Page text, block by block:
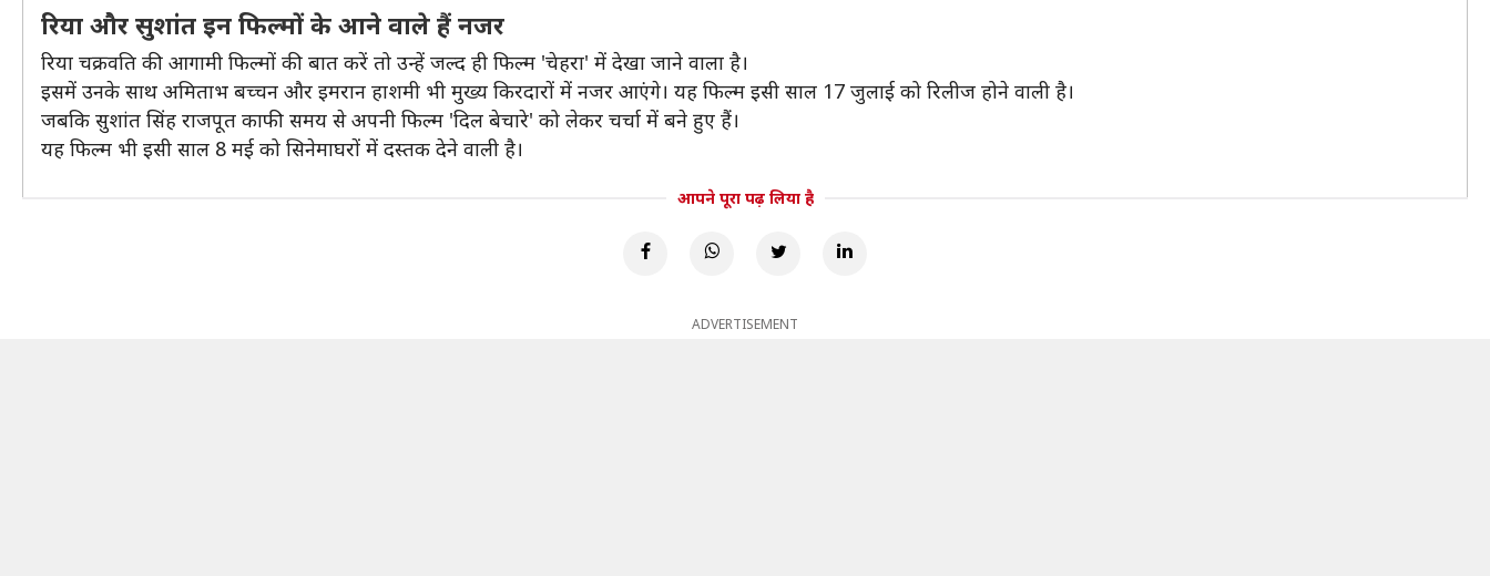
रिया और सुशांत इन फिल्मों के आने वाले हैं नजर
रिया चक्रवति की आगामी फिल्मों की बात करें तो उन्हें जल्द ही फिल्म 'चेहरा' में देखा जाने वाला है।
इसमें उनके साथ अमिताभ बच्चन और इमरान हाशमी भी मुख्य किरदारों में नजर आएंगे। यह फिल्म इसी साल 17 जुलाई को रिलीज होने वाली है।
जबकि सुशांत सिंह राजपूत काफी समय से अपनी फिल्म 'दिल बेचारे' को लेकर चर्चा में बने हुए हैं।
यह फिल्म भी इसी साल 8 मई को सिनेमाघरों में दस्तक देने वाली है।
आपने पूरा पढ़ लिया है
ADVERTISEMENT